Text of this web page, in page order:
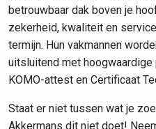
betrouwbaar dak boven je
zekerheid, kwaliteit en
termijn. Hun vakmannen
uitsluitend met
KOMO-attest en Certificaat
Staat er niet tussen wat je
Akkermans dit niet doet!